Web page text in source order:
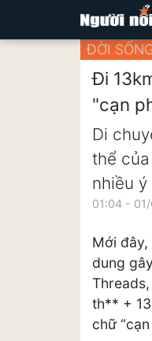
ĐỜI
Đi
"cạn
Di
thể
nhiều
01:04 -
Mới
dung
th** +
chữ